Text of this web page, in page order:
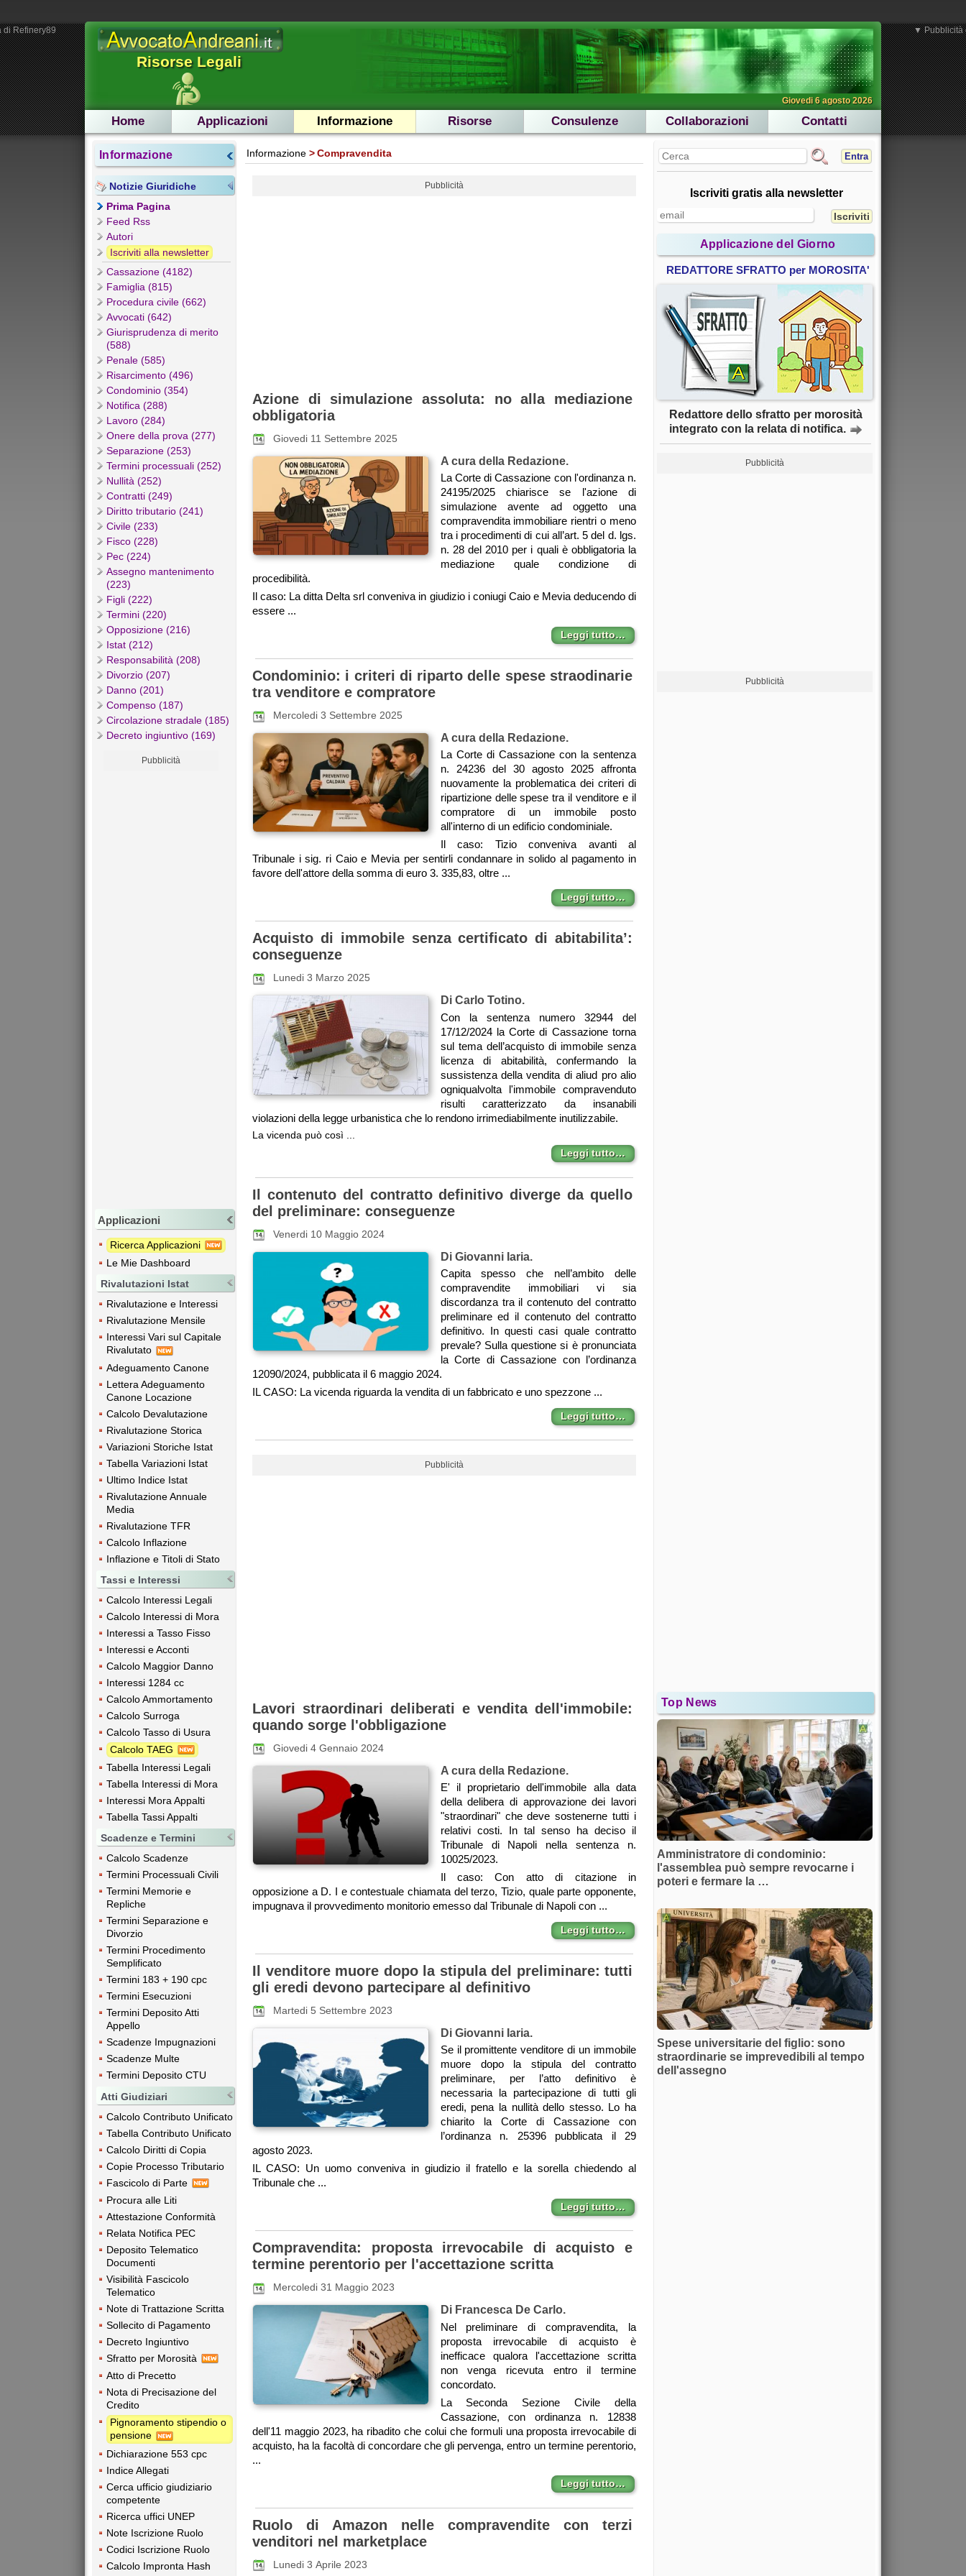
Risorse Legali
Giovedi 6 agosto 2026
Home Applicazioni Informazione Risorse Consulenze Collaborazioni Contatti
Informazione
Notizie Giuridiche
Prima Pagina
Feed Rss
Autori
Iscriviti alla newsletter
Cassazione (4182)
Famiglia (815)
Procedura civile (662)
Avvocati (642)
Giurisprudenza di merito
(588)
Penale (585)
Risarcimento (496)
Condominio (354)
Notifica (288)
Lavoro (284)
Onere della prova (277)
Separazione (253)
Termini processuali (252)
Nullità (252)
Contratti (249)
Diritto tributario (241)
Civile (233)
Fisco (228)
Pec (224)
Assegno mantenimento
(223)
Figli (222)
Termini (220)
Opposizione (216)
Istat (212)
Responsabilità (208)
Divorzio (207)
Danno (201)
Compenso (187)
Circolazione stradale (185)
Decreto ingiuntivo (169)
Pubblicità
Applicazioni
Ricerca Applicazioni
Le Mie Dashboard
Rivalutazioni Istat
Rivalutazione e Interessi
Rivalutazione Mensile
Interessi Vari sul Capitale
Rivalutato
Adeguamento Canone
Lettera Adeguamento
Canone Locazione
Calcolo Devalutazione
Rivalutazione Storica
Variazioni Storiche Istat
Tabella Variazioni Istat
Ultimo Indice Istat
Rivalutazione Annuale
Media
Rivalutazione TFR
Calcolo Inflazione
Inflazione e Titoli di Stato
Tassi e Interessi
Calcolo Interessi Legali
Calcolo Interessi di Mora
Interessi a Tasso Fisso
Interessi e Acconti
Calcolo Maggior Danno
Interessi 1284 cc
Calcolo Ammortamento
Calcolo Surroga
Calcolo Tasso di Usura
Calcolo TAEG
Tabella Interessi Legali
Tabella Interessi di Mora
Interessi Mora Appalti
Tabella Tassi Appalti
Scadenze e Termini
Calcolo Scadenze
Termini Processuali Civili
Termini Memorie e
Repliche
Termini Separazione e
Divorzio
Termini Procedimento
Semplificato
Termini 183 + 190 cpc
Termini Esecuzioni
Termini Deposito Atti
Appello
Scadenze Impugnazioni
Scadenze Multe
Termini Deposito CTU
Atti Giudiziari
Calcolo Contributo Unificato
Tabella Contributo Unificato
Calcolo Diritti di Copia
Copie Processo Tributario
Fascicolo di Parte
Procura alle Liti
Attestazione Conformità
Relata Notifica PEC
Deposito Telematico
Documenti
Visibilità Fascicolo
Telematico
Note di Trattazione Scritta
Sollecito di Pagamento
Decreto Ingiuntivo
Sfratto per Morosità
Atto di Precetto
Nota di Precisazione del
Credito
Pignoramento stipendio o
pensione
Dichiarazione 553 cpc
Indice Allegati
Cerca ufficio giudiziario
competente
Ricerca uffici UNEP
Note Iscrizione Ruolo
Codici Iscrizione Ruolo
Calcolo Impronta Hash
Informazione Compravendita
Pubblicità
Azione di simulazione assoluta: no alla mediazione
obbligatoria
Giovedi 11 Settembre 2025
A cura della Redazione.
La Corte di Cassazione con l'ordinanza n.
24195/2025 chiarisce se l'azione di
simulazione avente ad oggetto una
compravendita immobiliare rientri o meno
tra i procedimenti di cui all’art. 5 del d. lgs.
n. 28 del 2010 per i quali è obbligatoria la
mediazione quale condizione di
procedibilità.
Il caso: La ditta Delta srl conveniva in giudizio i coniugi Caio e Mevia deducendo di
essere ...
Leggi tutto…
Condominio: i criteri di riparto delle spese straodinarie
tra venditore e compratore
Mercoledi 3 Settembre 2025
A cura della Redazione.
La Corte di Cassazione con la sentenza
n. 24236 del 30 agosto 2025 affronta
nuovamente la problematica dei criteri di
ripartizione delle spese tra il venditore e il
compratore di un immobile posto
all'interno di un edificio condominiale.
Il caso: Tizio conveniva avanti al
Tribunale i sig. ri Caio e Mevia per sentirli condannare in solido al pagamento in
favore dell'attore della somma di euro 3. 335,83, oltre ...
Leggi tutto…
Acquisto di immobile senza certificato di abitabilita’:
conseguenze
Lunedi 3 Marzo 2025
Di Carlo Totino.
Con la sentenza numero 32944 del
17/12/2024 la Corte di Cassazione torna
sul tema dell’acquisto di immobile senza
licenza di abitabilità, confermando la
sussistenza della vendita di aliud pro alio
ogniqualvolta l'immobile compravenduto
risulti caratterizzato da insanabili
violazioni della legge urbanistica che lo rendono irrimediabilmente inutilizzabile.
La vicenda può così ...
Leggi tutto…
Il contenuto del contratto definitivo diverge da quello
del preliminare: conseguenze
Venerdi 10 Maggio 2024
Di Giovanni Iaria.
Capita spesso che nell’ambito delle
compravendite immobiliari vi sia
discordanza tra il contenuto del contratto
preliminare ed il contenuto del contratto
definitivo. In questi casi quale contratto
prevale? Sulla questione si è pronunciata
la Corte di Cassazione con l’ordinanza
12090/2024, pubblicata il 6 maggio 2024.
IL CASO: La vicenda riguarda la vendita di un fabbricato e uno spezzone ...
Leggi tutto…
Pubblicità
Lavori straordinari deliberati e vendita dell'immobile:
quando sorge l'obbligazione
Giovedi 4 Gennaio 2024
A cura della Redazione.
E' il proprietario dell'immobile alla data
della delibera di approvazione dei lavori
"straordinari" che deve sostenerne tutti i
relativi costi. In tal senso ha deciso il
Tribunale di Napoli nella sentenza n.
10025/2023.
Il caso: Con atto di citazione in
opposizione a D. I e contestuale chiamata del terzo, Tizio, quale parte opponente,
impugnava il provvedimento monitorio emesso dal Tribunale di Napoli con ...
Leggi tutto…
Il venditore muore dopo la stipula del preliminare: tutti
gli eredi devono partecipare al definitivo
Martedi 5 Settembre 2023
Di Giovanni Iaria.
Se il promittente venditore di un immobile
muore dopo la stipula del contratto
preliminare, per l’atto definitivo è
necessaria la partecipazione di tutti gli
eredi, pena la nullità dello stesso. Lo ha
chiarito la Corte di Cassazione con
l’ordinanza n. 25396 pubblicata il 29
agosto 2023.
IL CASO: Un uomo conveniva in giudizio il fratello e la sorella chiedendo al
Tribunale che ...
Leggi tutto…
Compravendita: proposta irrevocabile di acquisto e
termine perentorio per l'accettazione scritta
Mercoledi 31 Maggio 2023
Di Francesca De Carlo.
Nel preliminare di compravendita, la
proposta irrevocabile di acquisto è
inefficace qualora l'accettazione scritta
non venga ricevuta entro il termine
concordato.
La Seconda Sezione Civile della
Cassazione, con ordinanza n. 12838
dell'11 maggio 2023, ha ribadito che colui che formuli una proposta irrevocabile di
acquisto, ha la facoltà di concordare che gli pervenga, entro un termine perentorio,
...
Leggi tutto…
Ruolo di Amazon nelle compravendite con terzi
venditori nel marketplace
Lunedi 3 Aprile 2023
Entra
Iscriviti gratis alla newsletter
Applicazione del Giorno
REDATTORE SFRATTO per MOROSITA'
Redattore dello sfratto per morosità
integrato con la relata di notifica.
Pubblicità
Pubblicità
Top News
Amministratore di condominio:
l'assemblea può sempre revocarne i
poteri e fermare la …
Spese universitarie del figlio: sono
straordinarie se imprevedibili al tempo
dell'assegno
Refinery89 ▼ Pubblicità